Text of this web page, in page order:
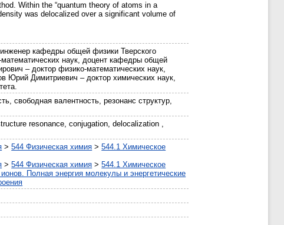
Within the “quantum theory of atoms in a
was delocalized over a significant volume of
кафедры общей физики Тверского
наук, доцент кафедры общей
– доктор физико-математических наук,
Юрий Димитриевич – доктор химических наук,
свободная валентность, резонанс структур,
resonance, conjugation, delocalization ,
>544 Физическая химия >544.1 Химическое
>544 Физическая химия >544.1 Химическое
Полная энергия молекулы и энергетические